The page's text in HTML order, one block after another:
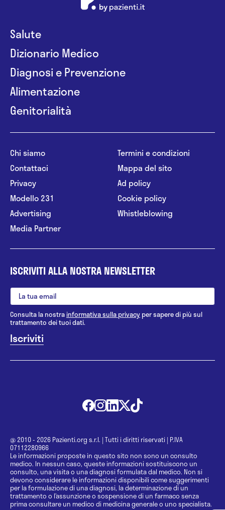
Salute
Dizionario Medico
Diagnosi e Prevenzione
Alimentazione
Genitorialità
Chi siamo
Contattaci
Privacy
Modello 231
Advertising
Media Partner
Termini e condizioni
Mappa del sito
Ad policy
Cookie policy
Whistleblowing
ISCRIVITI ALLA NOSTRA NEWSLETTER
Consulta la nostrainformativa sulla privacy per sapere di più sul
trattamento dei tuoi dati.
@ 2010 - 2026 Pazienti.org s.r.l. | Tutti i diritti riservati | P.IVA
07112280966
Le informazioni proposte in questo sito non sono un consulto
medico. In nessun caso, queste informazioni sostituiscono un
consulto, una visita o una diagnosi formulata dal medico. Non si
devono considerare le informazioni disponibili come suggerimenti
per la formulazione di una diagnosi, la determinazione di un
trattamento o l’assunzione o sospensione di un farmaco senza
prima consultare un medico di medicina generale o uno specialista.